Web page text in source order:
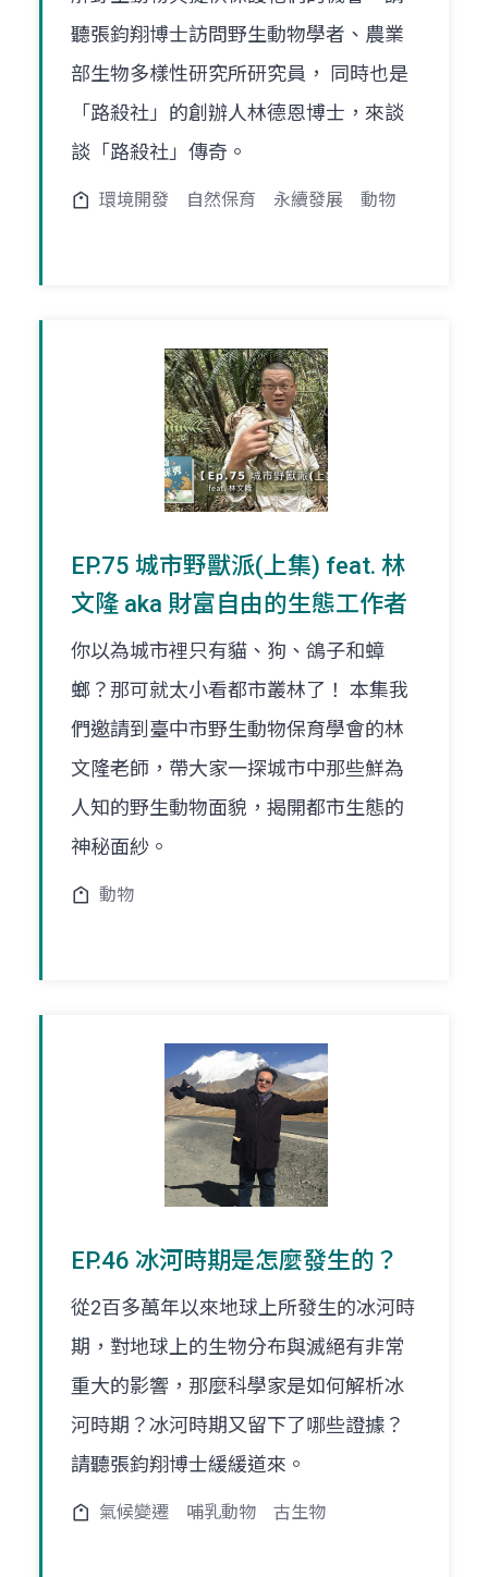
聽張鈞翔博士訪問野生動物學者、農業
部生物多樣性研究所研究員， 同時也是
「路殺社」的創辦人林德恩博士，來談
談「路殺社」傳奇。
環境開發 自然保育 永續發展 動物
EP.75 城市野獸派(上集) feat. 林
文隆 aka 財富自由的生態工作者
你以為城市裡只有貓、狗、鴿子和蟑
螂？那可就太小看都市叢林了！ 本集我
們邀請到臺中市野生動物保育學會的林
文隆老師，帶大家一探城市中那些鮮為
人知的野生動物面貌，揭開都市生態的
神秘面紗。
動物
EP.46 冰河時期是怎麼發生的？
從2百多萬年以來地球上所發生的冰河時
期，對地球上的生物分布與滅絕有非常
重大的影響，那麼科學家是如何解析冰
河時期？冰河時期又留下了哪些證據？
請聽張鈞翔博士緩緩道來。
氣候變遷 哺乳動物 古生物